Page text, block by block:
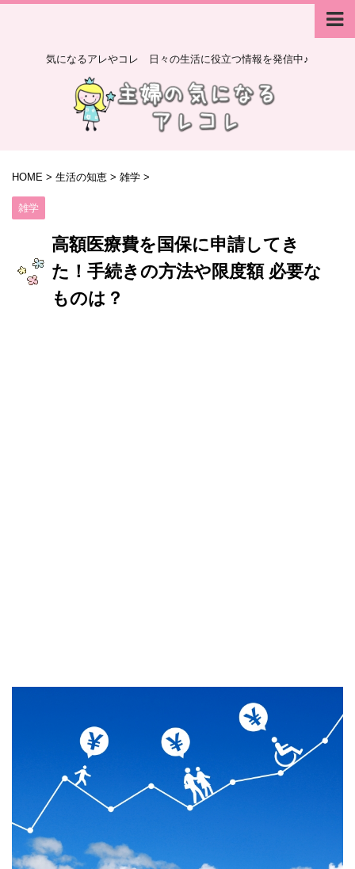
気になるアレやコレ 日々の生活に役立つ情報を発信中♪
HOME > 生活の知恵 > 雑学 >
雑学
高額医療費を国保に申請してき
た！手続きの方法や限度額 必要な
ものは？